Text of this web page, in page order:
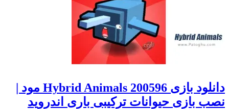
دانلود بازی 200596 Hybrid Animals مود |
نصب بازی حیوانات ترکیبی باری اندروید